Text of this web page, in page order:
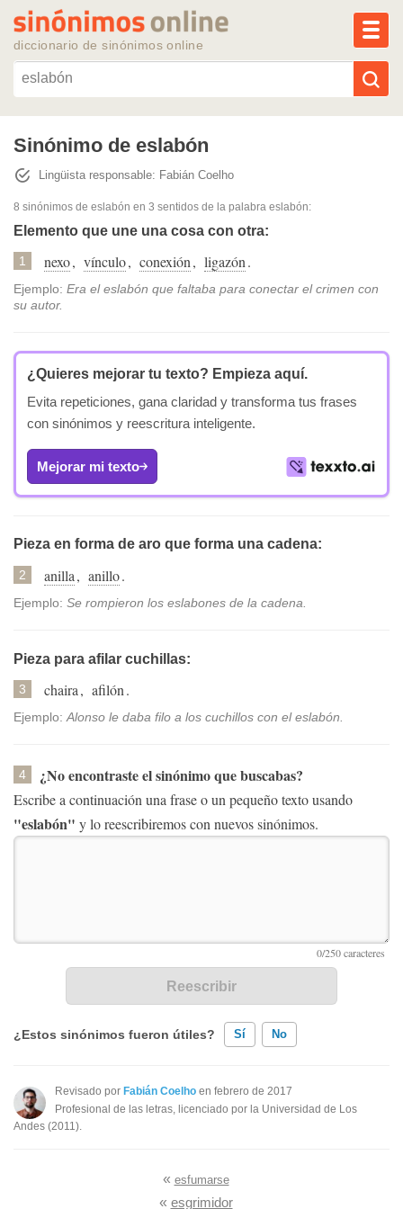
diccionario de sinónimos online
Reescribir texto con IA
Sinónimos populares
Temas populares
Temas recientes
Sinónimo de eslabón
Lingüista responsable: Fabián Coelho
8 sinónimos de eslabón en 3 sentidos de la palabra eslabón:
Elemento que une una cosa con otra:
1 nexo, vínculo, conexión, ligazón.
Ejemplo: Era el eslabón que faltaba para conectar el crimen con
su autor.
¿Quieres mejorar tu texto? Empieza aquí.
Evita repeticiones, gana claridad y transforma tus frases
con sinónimos y reescritura inteligente.
Mejorar mi texto
Pieza en forma de aro que forma una cadena:
2 anilla, anillo.
Ejemplo: Se rompieron los eslabones de la cadena.
Pieza para afilar cuchillas:
3 chaira, afilón.
Ejemplo:Alonso le daba filo a los cuchillos con el eslabón.
4 ¿No encontraste el sinónimo que buscabas?
Escribe a continuación una frase o un pequeño texto usando
"eslabón" y lo reescribiremos con nuevos sinónimos.
¿Estos sinónimos fueron útiles? Sí No
Existen sinónimos incorrectos
Ninguno de los sinónimos presentados me ayudó
Revisado por Fabián Coelho en febrero de 2017
Profesional de las letras, licenciado por la Universidad de Los
Andes (2011).
« esfumarse
« esgrimidor